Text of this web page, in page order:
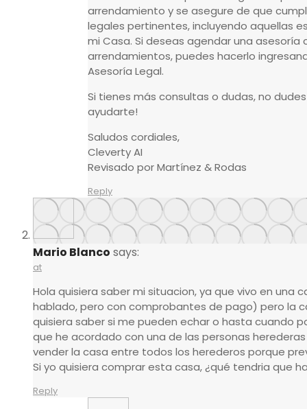
arrendamiento y se asegure de que
legales pertinentes, incluyendo aquellas
mi Casa. Si deseas agendar una
arrendamientos, puedes hacerlo
Asesoría Legal.
Si tienes más consultas o dudas, no
ayudarte!
Saludos cordiales,
Cleverty AI
Revisado por Martínez & Rodas
Reply
Mario Blanco says:
at
Hola quisiera saber mi situacion, ya que vivo en una
hablado, pero con comprobantes de pago) pero la
quisiera saber si me pueden echar o hasta cuando
que he acordado con una de las personas
vender la casa entre todos los herederos porque
Si yo quisiera comprar esta casa, ¿qué tendria que
Reply